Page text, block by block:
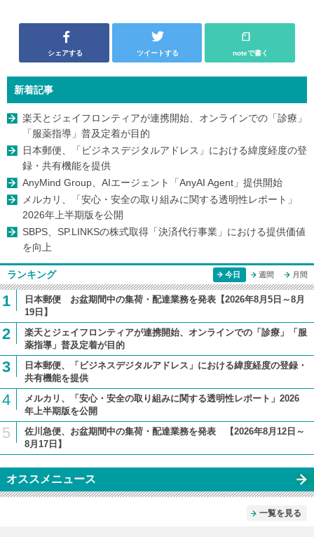
シェアする ツイートする noteで書く
新着記事
楽天とジェイフロンティアが連携開始、オンラインでの「診療」
「服薬指導」普及定着が目的
日本郵便、「ビジネスデジタルアドレス」における緯度経度の登
録・共有機能を提供
AnyMind Group、AIエージェント「AnyAI Agent」提供開始
メルカリ、「安心・安全の取り組みに関する透明性レポート」
2026年上半期版を公開
SBPS、SP.LINKSの株式取得「決済代行事業」における提供価値
を向上
ランキング 今日 週間 月間
1
日本郵便 お盆期間中の集荷・配達業務を発表【2026年8月5日～8月
19日】
2
楽天とジェイフロンティアが連携開始、オンラインでの「診療」「服
薬指導」普及定着が目的
3
日本郵便、「ビジネスデジタルアドレス」における緯度経度の登録・
共有機能を提供
4
メルカリ、「安心・安全の取り組みに関する透明性レポート」2026
年上半期版を公開
5
佐川急便、お盆期間中の集荷・配達業務を発表 【2026年8月12日～
8月17日】
オススメニュース
一覧を見る